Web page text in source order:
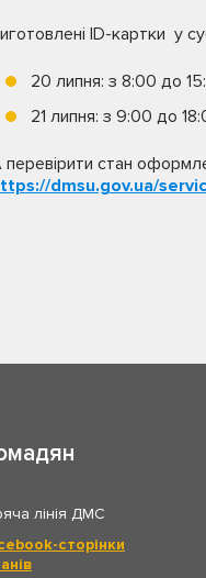
ID-картки у
20 липня: з 8:00 до
21 липня: з 9:00 до
перевірити стан
dmsu.gov.ua/
лінія ДМС
сторінки